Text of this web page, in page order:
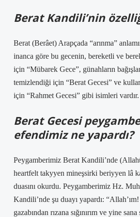
Berat Kandili’nin
Berat (Berâet) Arapçada “arınma”
inanca göre bu gecenin, bereketli ve
için “Mübarek Gece”, günahların
temizlendiği için “Berat Gecesi” ve
için “Rahmet Gecesi” gibi isimleri vardır.
Berat Gecesi
efendimiz ne yapardı?
Peygamberimiz Berat Kandili’nde
heartfelt takyyen mineşsirki beriyyen lâ
duasını okurdu. Peygamberimiz Hz.
Kandili’nde şu duayı yapardı:
gazabından rızana sığınırım ve yine sana